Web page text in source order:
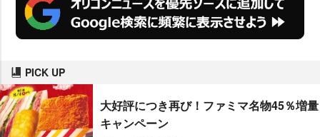
PICK UP
大好評につき再び！ファミマ名物45％増量
キャンペーン